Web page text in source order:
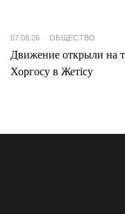
07.08.26 ОБЩЕСТВО
Движение открыли на
Хоргосу в Жетісу